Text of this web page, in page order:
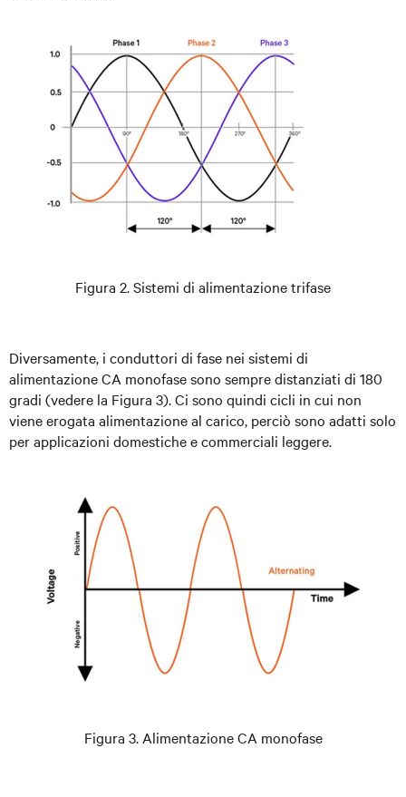
Figura 2. Sistemi di alimentazione trifase
Diversamente, i conduttori di fase nei sistemi di
alimentazione CA monofase sono sempre distanziati di 180
gradi (vedere la Figura 3). Ci sono quindi cicli in cui non
viene erogata alimentazione al carico, perciò sono adatti solo
per applicazioni domestiche e commerciali leggere.
Figura 3. Alimentazione CA monofase